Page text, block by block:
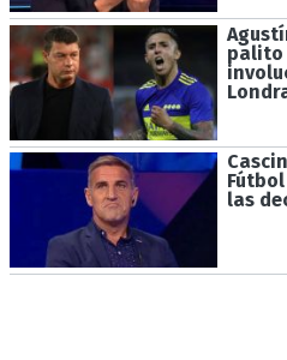
palito
las